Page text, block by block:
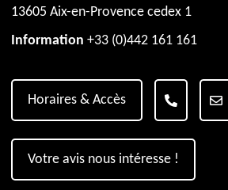
13605 Aix-en-Provence cedex 1
Information +33 (0)442 161 161
Horaires & Accès
Votre avis nous intéresse !